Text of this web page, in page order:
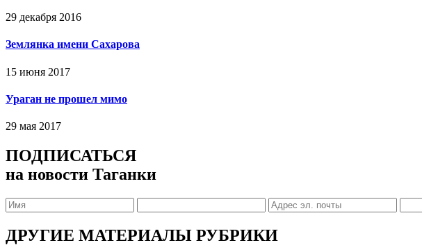
29 декабря 2016
Землянка имени Сахарова
15 июня 2017
Ураган не прошел мимо
29 мая 2017
ПОДПИСАТЬСЯ
на новости Таганки
ДРУГИЕ МАТЕРИАЛЫ РУБРИКИ